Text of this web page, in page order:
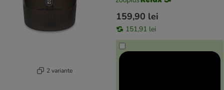
2 variante
159,90 lei
151,91 lei